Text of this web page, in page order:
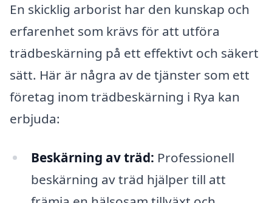
En skicklig arborist har den kunskap och
erfarenhet som krävs för att utföra
trädbeskärning på ett effektivt och säkert
sätt. Här är några av de tjänster som ett
företag inom trädbeskärning i Rya kan
erbjuda:
Beskärning av träd: Professionell
beskärning av träd hjälper till att